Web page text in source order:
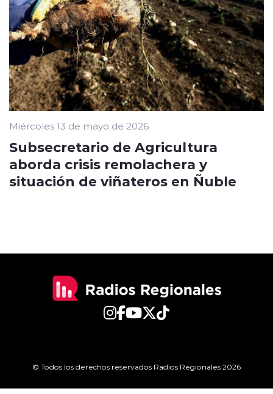
Miércoles 13 de mayo de 2026
Subsecretario de Agricultura
aborda crisis remolachera y
situación de viñateros en Ñuble
© Todos los derechos reservados Radios Regionales 2026